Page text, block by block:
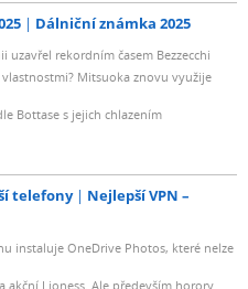
Dálniční známka 2025
uzavřel rekordním časem Bezzecchi
Mitsuoka znovu využije
Bottase s jejich chlazením
telefony
Nejlepší VPN –
instaluje OneDrive Photos, které nelze
akční Lioness. Ale především horory